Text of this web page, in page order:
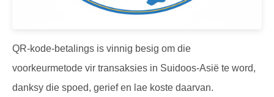
QR-kode-betalings is vinnig besig om die
voorkeurmetode vir transaksies in Suidoos-Asië te word,
danksy die spoed, gerief en lae koste daarvan.